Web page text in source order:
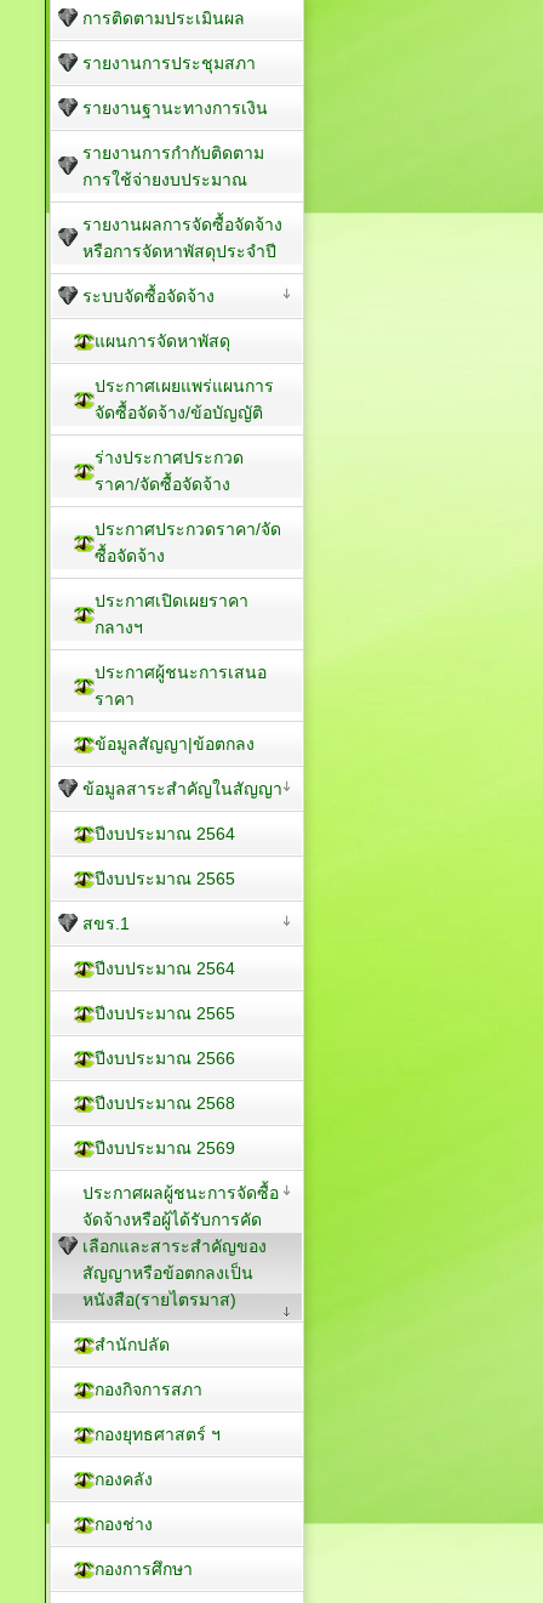
การติดตามประเมินผล
รายงานการประชุมสภา
รายงานฐานะทางการเงิน
รายงานการกำกับติดตาม
การใช้จ่ายงบประมาณ
รายงานผลการจัดซื้อจัดจ้าง
หรือการจัดหาพัสดุประจำปี
ระบบจัดซื้อจัดจ้าง
แผนการจัดหาพัสดุ
ประกาศเผยแพร่แผนการ
จัดซื้อจัดจ้าง/ข้อบัญญัติ
ร่างประกาศประกวด
ราคา/จัดซื้อจัดจ้าง
ประกาศประกวดราคา/จัด
ซื้อจัดจ้าง
ประกาศเปิดเผยราคา
กลางฯ
ประกาศผู้ชนะการเสนอ
ราคา
ข้อมูลสัญญา|ข้อตกลง
ข้อมูลสาระสำคัญในสัญญา
ปีงบประมาณ 2564
ปีงบประมาณ 2565
สขร.1
ปีงบประมาณ 2564
ปีงบประมาณ 2565
ปีงบประมาณ 2566
ปีงบประมาณ 2568
ปีงบประมาณ 2569
ประกาศผลผู้ชนะการจัดซื้อ
จัดจ้างหรือผู้ได้รับการคัด
เลือกและสาระสำคัญของ
สัญญาหรือข้อตกลงเป็น
หนังสือ(รายไตรมาส)
สำนักปลัด
กองกิจการสภา
กองยุทธศาสตร์ ฯ
กองคลัง
กองช่าง
กองการศึกษา